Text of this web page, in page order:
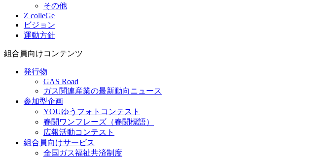
その他
Z colleGe
ビジョン
運動方針
組合員向けコンテンツ
発行物
GAS Road
ガス関連産業の最新動向ニュース
参加型企画
YOUゆうフォトコンテスト
春闘ワンフレーズ（春闘標語）
広報活動コンテスト
組合員向けサービス
全国ガス福祉共済制度